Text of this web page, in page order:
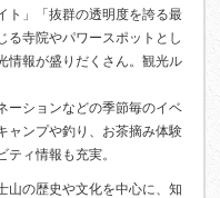
ト」「抜群の透明度を誇る最
る寺院やパワースポットとし
情報が盛りだくさん。観光ル
ーションなどの季節毎のイベ
ャンプや釣り、お茶摘み体験
ィ情報も充実。
山の歴史や文化を中心に、知